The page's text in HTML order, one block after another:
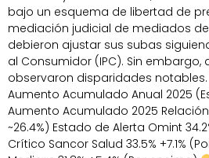
bajo un esquema de libertad de
mediación judicial de mediados
debieron ajustar sus subas
al Consumidor (IPC). Sin embargo,
observaron disparidades
Aumento Acumulado Anual 2025
Aumento Acumulado 2025
~26.4%) Estado de Alerta Omint
Crítico Sancor Salud 33.5% +7.1%